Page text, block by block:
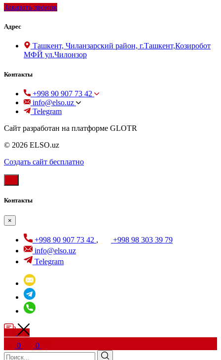
Заказать звонок
Адрес
Ташкент, Чиланзарский район, г.Ташкент,Козиробот
МФЙ ул.Чилонзор
Контакты
+998 90 907 73 42
info@elso.uz
Telegram
Сайт разработан на платформе GLOTR
© 2026 ELSO.uz
Создать cайт бесплатно
Контакты
×
+998 90 907 73 42 ,
+998 98 303 39 79
info@elso.uz
Telegram
0 0